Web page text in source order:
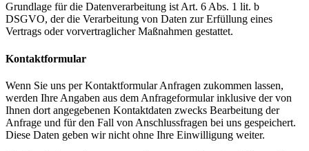
Grundlage für die Datenverarbeitung ist Art. 6 Abs. 1 lit. b
DSGVO, der die Verarbeitung von Daten zur Erfüllung eines
Vertrags oder vorvertraglicher Maßnahmen gestattet.
Kontaktformular
Wenn Sie uns per Kontaktformular Anfragen zukommen lassen,
werden Ihre Angaben aus dem Anfrageformular inklusive der von
Ihnen dort angegebenen Kontaktdaten zwecks Bearbeitung der
Anfrage und für den Fall von Anschlussfragen bei uns gespeichert.
Diese Daten geben wir nicht ohne Ihre Einwilligung weiter.